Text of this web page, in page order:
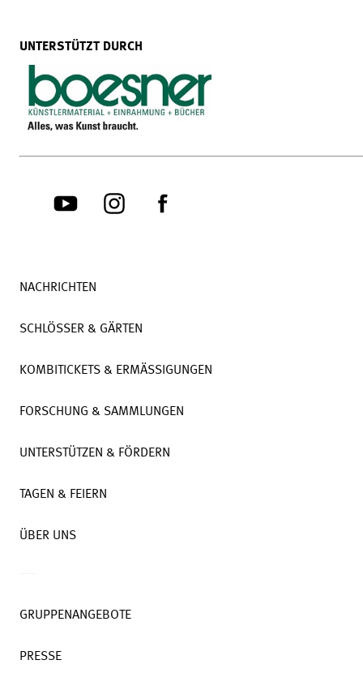
UNTERSTÜTZT DURCH
NACHRICHTEN
SCHLÖSSER & GÄRTEN
KOMBITICKETS & ERMÄSSIGUNGEN
FORSCHUNG & SAMMLUNGEN
UNTERSTÜTZEN & FÖRDERN
TAGEN & FEIERN
ÜBER UNS
GRUPPENANGEBOTE
PRESSE